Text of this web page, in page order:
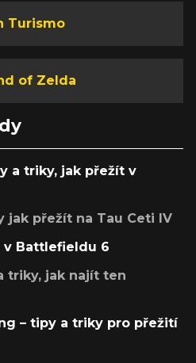
Turismo
of Zelda
a triky, jak přežít v
jak přežít na Tau Ceti IV
v Battlefieldu 6
triky, jak najít ten
– tipy a triky pro přežití